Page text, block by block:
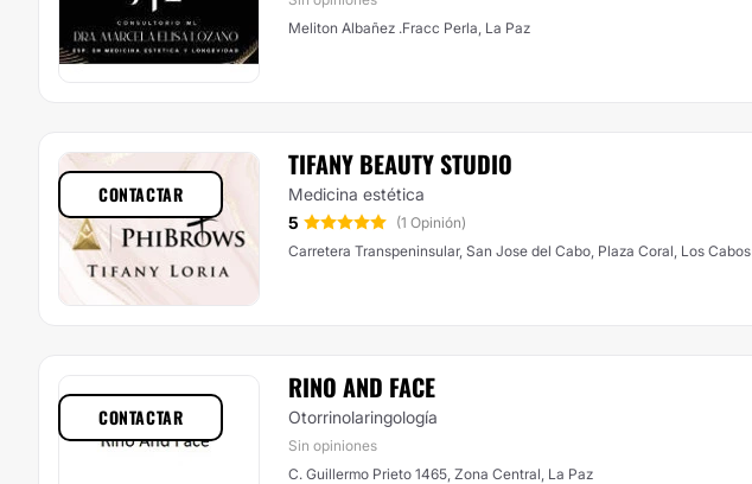
Meliton Albañez .Fracc Perla, La Paz
TIFANY BEAUTY STUDIO
Medicina estética
5
(1 Opinión)
Carretera Transpeninsular, San Jose del Cabo, Plaza Coral, Los Cabos
CONTACTAR
RINO AND FACE
Otorrinolaringología
Sin opiniones
C. Guillermo Prieto 1465, Zona Central, La Paz
CONTACTAR